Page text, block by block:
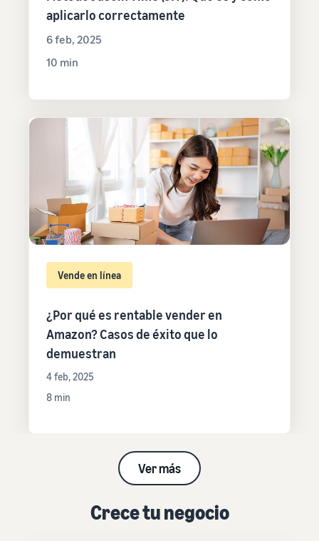
aplicarlo correctamente
6 feb, 2025
10 min
Vende en línea
¿Por qué es rentable vender en
Amazon? Casos de éxito que lo
demuestran
4 feb, 2025
8 min
Ver más
Crece tu negocio